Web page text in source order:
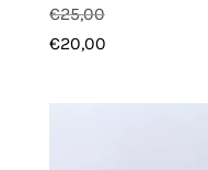
€25,00
€20,00